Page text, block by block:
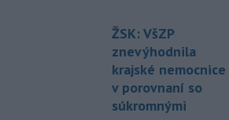
ŽSK: VšZP
znevýhodnila
krajské nemocnice
v porovnaní so
súkromnými